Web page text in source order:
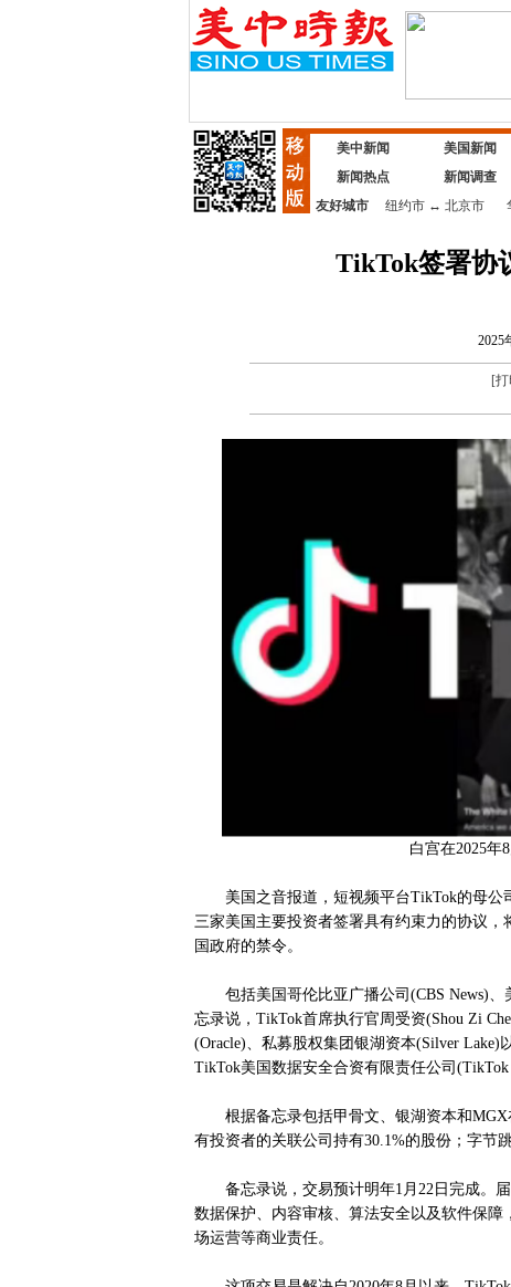
美中新闻 美国新闻
新闻热点
新闻调查
友好城市
纽约市↔ 北京市
TikTok签署协
2025
[
白宫在2025年
美国之音报道，短视频平台TikTok的母公司
三家美国主要投资者签署具有约束力的协议
国政府的禁令。
包括美国哥伦比亚广播公司(CBS News)、
忘录说，TikTok首席执行官周受资(Shou Zi
(Oracle)、私募股权集团银湖资本(Silver
TikTok美国数据安全合资有限责任公司(TikTok
根据备忘录包括甲骨文、银湖资本和MGX
有投资者的关联公司持有30.1%的股份；字节
备忘录说，交易预计明年1月22日完成。届
数据保护、内容审核、算法安全以及软件保
场运营等商业责任。